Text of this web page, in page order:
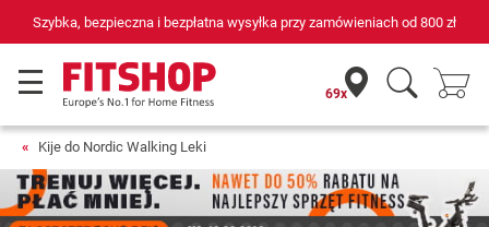
wysyłka przy zamówieniach od800 zł 69 sklepów
69x
Kije do Nordic Walking Leki